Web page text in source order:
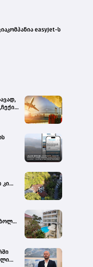
easyJet-ს
კი
ბოლო